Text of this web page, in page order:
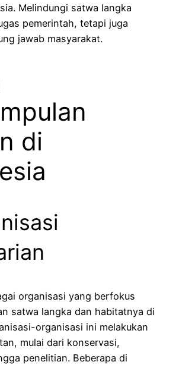
Melindungi satwa langka
pemerintah, tetapi juga
jawab masyarakat.
di
organisasi yang berfokus
satwa langka dan habitatnya di
organisasi ini melakukan
mulai dari konservasi,
penelitian. Beberapa di